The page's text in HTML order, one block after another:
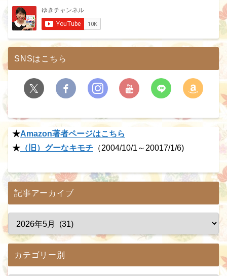
SNSはこちら
★Amazon著者ページはこちら
★ （旧）グーなキモチ （2004/10/1～20017/1/6)
記事アーカイブ
カテゴリー別